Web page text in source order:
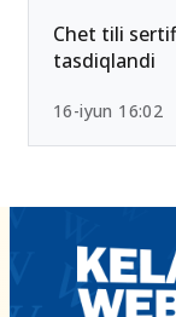
Chet tili
tasdiqlandi
16-iyun 16:02